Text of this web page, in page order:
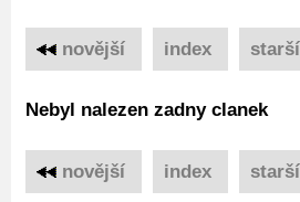
novější index starší
Nebyl nalezen zadny clanek
novější index starší